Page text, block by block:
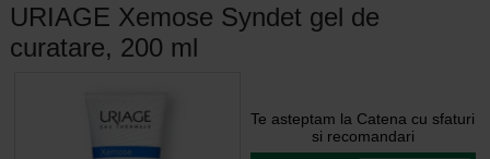
URIAGE Xemose Syndet gel de
curatare, 200 ml
Te asteptam la Catena cu sfaturi
si recomandari